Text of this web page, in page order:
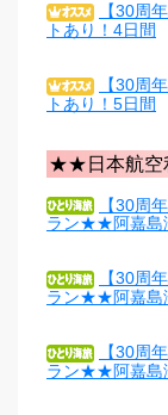
【30周
トあり！4日間
【30周
トあり！5日間
★★日本航空
【30周
ラン★★阿嘉島
【30周
ラン★★阿嘉島
【30周
ラン★★阿嘉島